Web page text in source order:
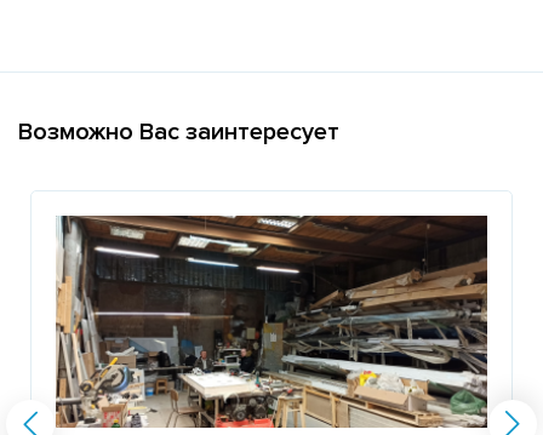
Возможно Вас заинтересует